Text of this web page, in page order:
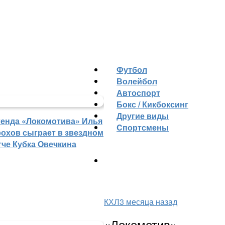
«Локомотива» Илья
сыграет в звездном
Кубка Овечкина
Футбол
Волейбол
Автоспорт
Бокс / Кикбоксинг
Другие виды
Cпортсмены
КХЛ3 месяца назад